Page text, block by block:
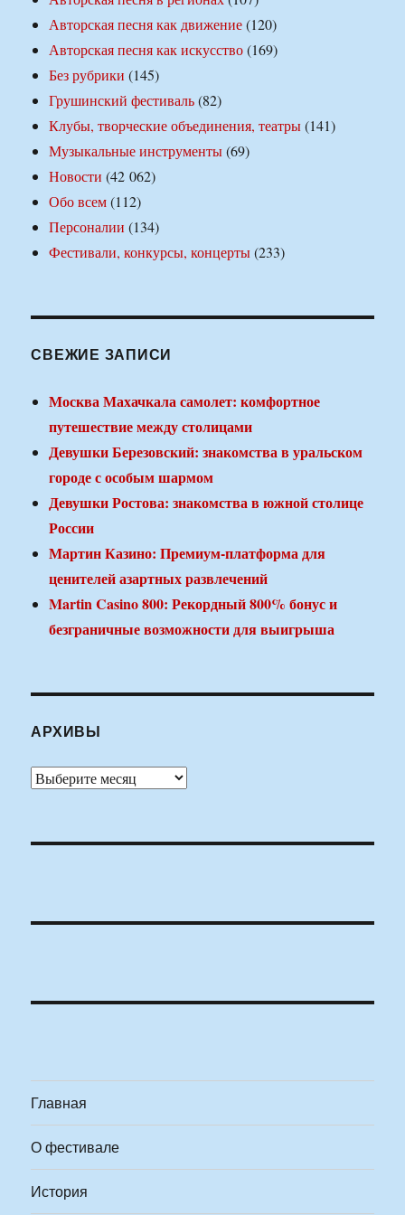
Авторская песня как движение(120)
Авторская песня как искусство(169)
Без рубрики (145)
Грушинский фестиваль(82)
Клубы, творческие объединения, театры(141)
Музыкальные инструменты(69)
Новости (42 062)
Обо всем(112)
Персоналии (134)
Фестивали, конкурсы, концерты(233)
СВЕЖИЕ ЗАПИСИ
Москва Махачкала самолет: комфортное
путешествие между столицами
Девушки Березовский: знакомства в уральском
городе с особым шармом
Девушки Ростова: знакомства в южной столице
России
Мартин Казино: Премиум-платформа для
ценителей азартных развлечений
Martin Casino 800: Рекордный 800% бонус и
безграничные возможности для выигрыша
АРХИВЫ
Архивы
Главная
О фестивале
История